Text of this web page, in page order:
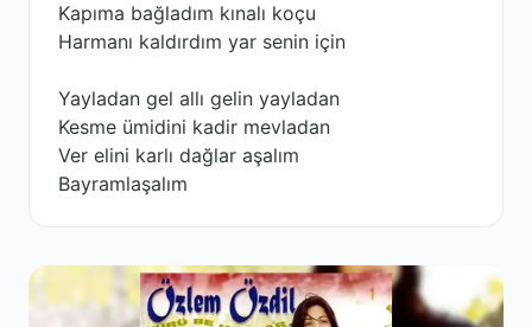
Kapıma bağladım kınalı koçu
Harmanı kaldırdım yar senin için
Yayladan gel allı gelin yayladan
Kesme ümidini kadir mevladan
Ver elini karlı dağlar aşalım
Bayramlaşalım